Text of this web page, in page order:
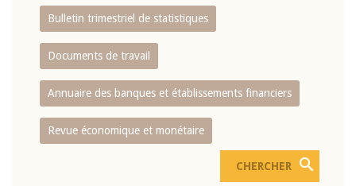
Bulletin trimestriel de statistiques
Documents de travail
Annuaire des banques et établissements financiers
Revue économique et monétaire